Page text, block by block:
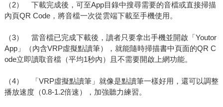
（2） 下載完成後，可至App目錄中搜尋需要的音檔或直接掃描
內頁QR Code，將音檔一次從雲端下載至手機使用。
（3） 當音檔已完成下載後，讀者只要拿出手機並開啟「Youtor
App」（內含VRP虛擬點讀筆），就能隨時掃描書中頁面的QR C
ode立即讀取音檔（平均1秒內）且不需要開啟上網功能。
（4） 「VRP虛擬點讀筆」就像是點讀筆一樣好用，還可以調整
播放速度（0.8-1.2倍速），加強聽力練習。